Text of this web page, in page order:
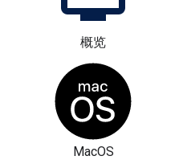
概览
MacOS